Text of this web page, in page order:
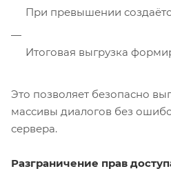
При превышении
Итоговая выгрузка
Это позволяет безопасно
массивы диалогов без
сервера.
Разграничение прав